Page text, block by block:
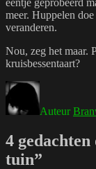
meer. Huppelen
veranderen.
Nou, zeg het maar.
kruisbessentaart?
Auteur
4
tuin”